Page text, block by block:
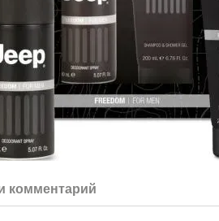
комментарий